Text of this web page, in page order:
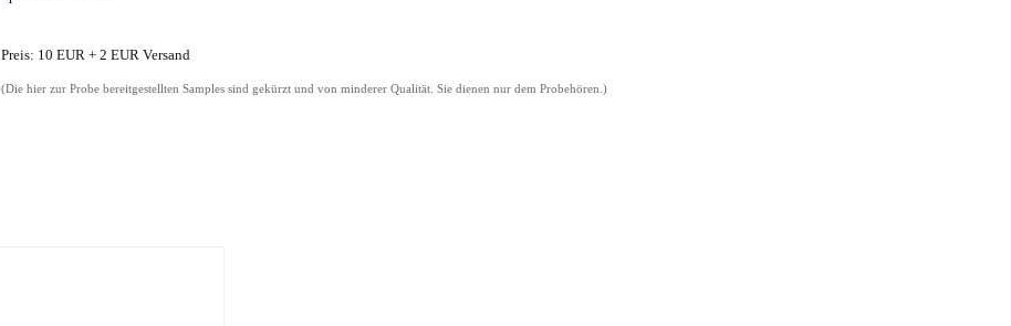
Preis: 10 EUR + 2 EUR Versand
(Die hier zur Probe bereitgestellten Samples sind gekürzt und von minderer Qualität. Sie dienen nur dem Probehören.)